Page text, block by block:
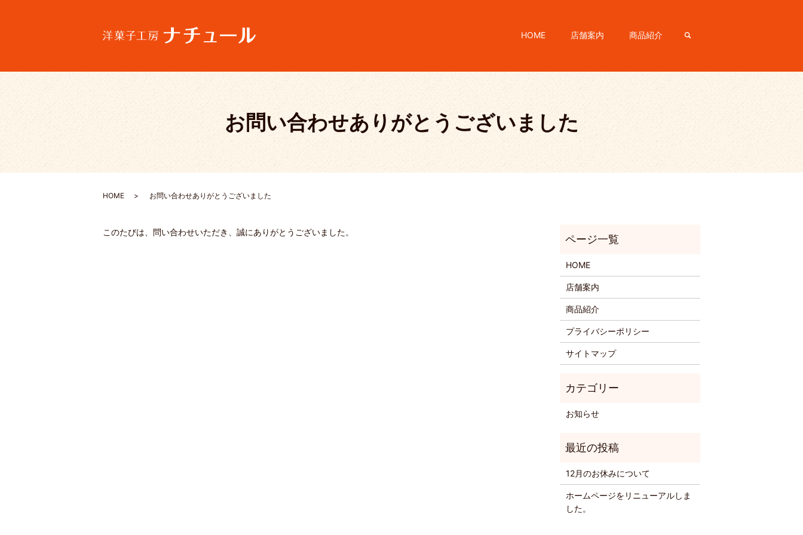
HOME 店舗案内 商品紹介 search
お問い合わせありがとうございました
HOME お問い合わせありがとうございました
このたびは、問い合わせいただき、誠にありがとうございました。
HOME
店舗案内
商品紹介
プライバシーポリシー
サイトマップ
お知らせ
12月のお休みについて
ホームページをリニューアルしま
した。